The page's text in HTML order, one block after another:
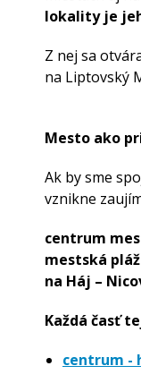
lokality je
Z nej sa
na Liptovský
Mesto ako
Ak by sme
vznikne
centrum
mestská
na Háj –
Každá časť
centrum -